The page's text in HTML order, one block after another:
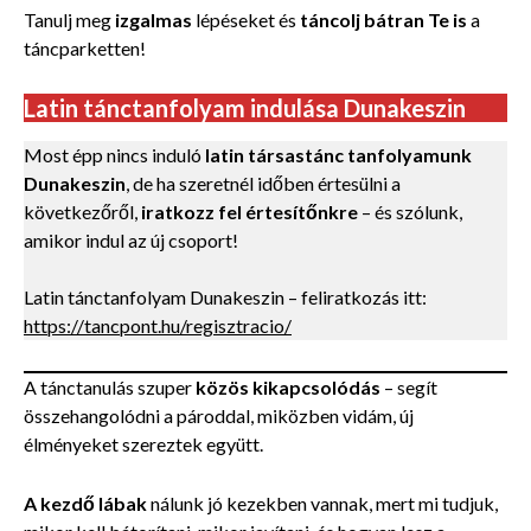
Tanulj meg izgalmas lépéseket és táncolj bátran Te is a
táncparketten!
Latin tánctanfolyam indulása Dunakeszin
Most épp nincs induló latin társastánc tanfolyamunk
Dunakeszin, de ha szeretnél időben értesülni a
következőről, iratkozz fel értesítőnkre – és szólunk,
amikor indul az új csoport!
Latin tánctanfolyam Dunakeszin – feliratkozás itt:
https://tancpont.hu/regisztracio/
A tánctanulás szuper közös kikapcsolódás – segít
összehangolódni a pároddal, miközben vidám, új
élményeket szereztek együtt.
A kezdő lábaknálunk jó kezekben vannak, mert mi tudjuk,